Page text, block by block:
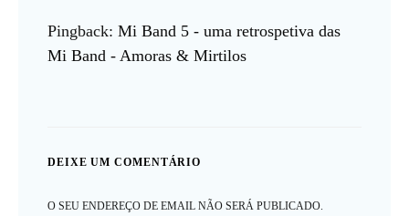
Pingback: Mi Band 5 - uma retrospetiva das
Mi Band - Amoras & Mirtilos
DEIXE UM COMENTÁRIO
O SEU ENDEREÇO DE EMAIL NÃO SERÁ PUBLICADO.